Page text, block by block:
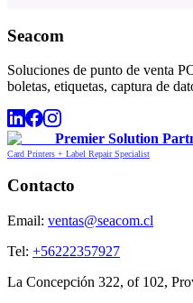
Seacom
Soluciones de punto de venta
boletas, etiquetas, captura de
Premier Solution
Card Printers + Label Repair Specialist
Contacto
Email: ventas@seacom.cl
Tel: +56222357927
La Concepción 322, of 102,